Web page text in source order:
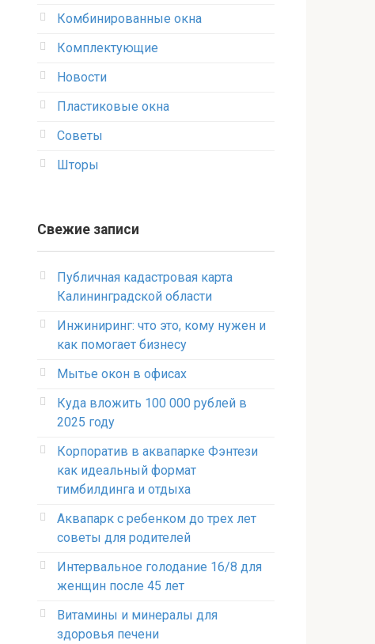
Комбинированные окна
Комплектующие
Новости
Пластиковые окна
Советы
Шторы
Свежие записи
Публичная кадастровая карта
Калининградской области
Инжиниринг: что это, кому нужен и
как помогает бизнесу
Мытье окон в офисах
Куда вложить 100 000 рублей в
2025 году
Корпоратив в аквапарке Фэнтези
как идеальный формат
тимбилдинга и отдыха
Аквапарк с ребенком до трех лет
советы для родителей
Интервальное голодание 16/8 для
женщин после 45 лет
Витамины и минералы для
здоровья печени